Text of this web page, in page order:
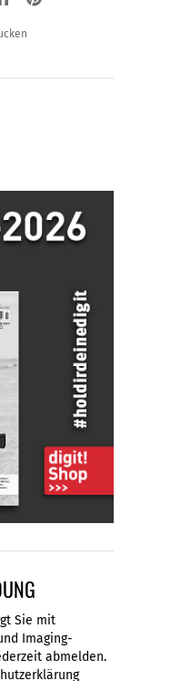
Sie mit
Imaging-
abmelden.